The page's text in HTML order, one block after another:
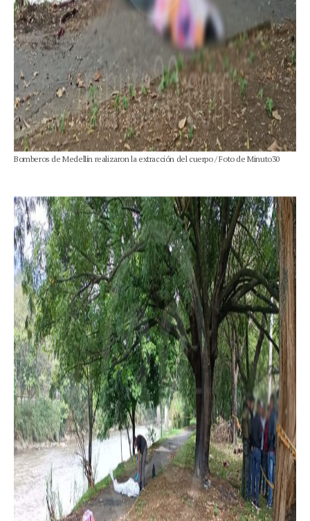
Bomberos de Medellín realizaron la extracción del cuerpo / Foto de Minuto30